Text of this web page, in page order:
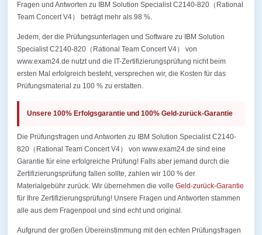
Fragen und Antworten zu IBM Solution Specialist C2140-820（Rational
Team Concert V4） beträgt mehr als 98 %.
Jedem, der die Prüfungsunterlagen und Software zu IBM Solution
Specialist C2140-820（Rational Team Concert V4） von
www.exam24.de nutzt und die IT-Zertifizierungsprüfung nicht beim
ersten Mal erfolgreich besteht, versprechen wir, die Kosten für das
Prüfungsmaterial zu 100 % zu erstatten.
Unsere 100% Erfolgsgarantie und 100% Geld-zurück-Garantie
Die Prüfungsfragen und Antworten zu IBM Solution Specialist C2140-
820（Rational Team Concert V4） von www.exam24.de sind eine
Garantie für eine erfolgreiche Prüfung! Falls aber jemand durch die
Zertifizierungsprüfung fallen sollte, zahlen wir 100 % der
Materialgebühr zurück. Wir übernehmen die volle Geld-zurück-Garantie
für Ihre Zertifizierungsprüfung! Unsere Fragen und Antworten stammen
alle aus dem Fragenpool und sind echt und original.
Aufgrund der großen Übereinstimmung mit den echten Prüfungsfragen